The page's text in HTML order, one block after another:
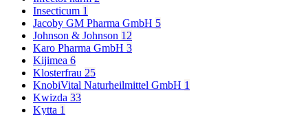
Insecticum 1
Jacoby GM Pharma GmbH 5
Johnson & Johnson 12
Karo Pharma GmbH 3
Kijimea 6
Klosterfrau 25
KnobiVital Naturheilmittel GmbH 1
Kwizda 33
Kytta 1